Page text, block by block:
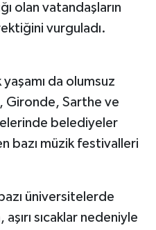
olan vatandaşların
vurguladı.
yaşamı da olumsuz
Gironde, Sarthe ve
belediyeler
bazı müzik festivalleri
üniversitelerde
aşırı sıcaklar nedeniyle